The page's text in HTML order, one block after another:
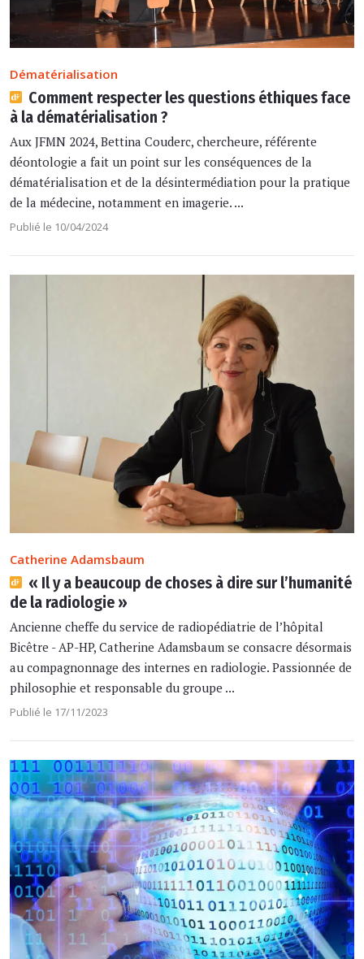
Dématérialisation
Comment respecter les questions éthiques face
à la dématérialisation ?
Aux JFMN 2024, Bettina Couderc, chercheure, référente
déontologie a fait un point sur les conséquences de la
dématérialisation et de la désintermédiation pour la pratique
de la médecine, notamment en imagerie. ...
Publié le 10/04/2024
Catherine Adamsbaum
« Il y a beaucoup de choses à dire sur l’humanité
de la radiologie »
Ancienne cheffe du service de radiopédiatrie de l’hôpital
Bicêtre - AP-HP, Catherine Adamsbaum se consacre désormais
au compagnonnage des internes en radiologie. Passionnée de
philosophie et responsable du groupe ...
Publié le 17/11/2023